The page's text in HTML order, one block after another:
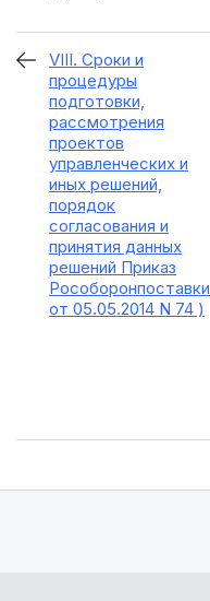
VIII. Сроки и
процедуры
подготовки,
рассмотрения
проектов
управленческих и
иных решений,
порядок
согласования и
принятия данных
решений Приказ
Рособоронпоставки
от 05.05.2014 N 74 )